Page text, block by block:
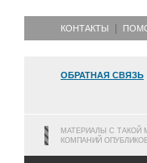
КОНТАКТЫ
ОБРАТНАЯ СВЯЗЬ
МАТЕРИАЛЫ С ТАКОЙ
КОМПАНИЙ